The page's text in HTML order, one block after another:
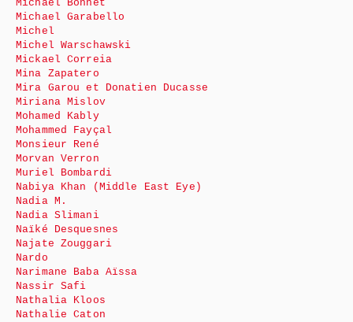
Michaël Bonnet
Michael Garabello
Michel
Michel Warschawski
Mickael Correia
Mina Zapatero
Mira Garou et Donatien Ducasse
Miriana Mislov
Mohamed Kably
Mohammed Fayçal
Monsieur René
Morvan Verron
Muriel Bombardi
Nabiya Khan (Middle East Eye)
Nadia M.
Nadia Slimani
Naïké Desquesnes
Najate Zouggari
Nardo
Narimane Baba Aïssa
Nassir Safi
Nathalia Kloos
Nathalie Caton